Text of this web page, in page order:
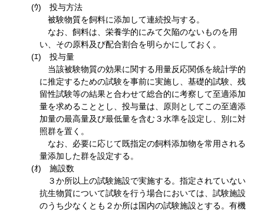
(ｳ) 投与方法
被験物質を飼料に添加して連続投与する。
なお、飼料は、栄養学的にみて欠陥のないものを用
い、その原料及び配合割合を明らかにしておく。
(ｴ) 投与量
当該被験物質の効果に関する用量反応関係を統計学的
に推定するための試験を事前に実施し、基礎的試験、残
留性試験等の結果と合わせて総合的に考察して至適添加
量を求めることとし、投与量は、原則としてこの至適添
加量の最高量及び最低量を含む３水準を設定し、別に対
照群を置く。
なお、必要に応じて既指定の飼料添加物を常用される
量添加した群を設定する。
(ｵ) 施設数
３か所以上の試験施設で実施する。指定されていない
抗生物質について試験を行う場合においては、試験施設
のうち少なくとも２か所は国内の試験施設とする。有機